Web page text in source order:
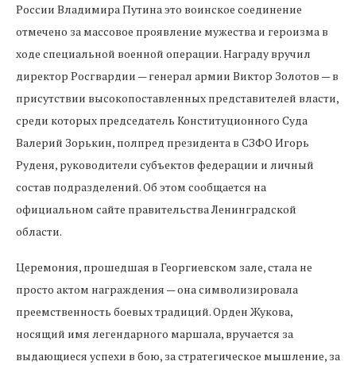
России Владимира Путина это воинское соединение
отмечено за массовое проявление мужества и героизма в
ходе специальной военной операции. Награду вручил
директор Росгвардии — генерал армии Виктор Золотов — в
присутствии высокопоставленных представителей власти,
среди которых председатель Конституционного Суда
Валерий Зорькин, полпред президента в СЗФО Игорь
Руденя, руководители субъектов федерации и личный
состав подразделений. Об этом сообщается на
официальном сайте правительства Ленинградской
области.
Церемония, прошедшая в Георгиевском зале, стала не
просто актом награждения — она символизировала
преемственность боевых традиций. Орден Жукова,
носящий имя легендарного маршала, вручается за
выдающиеся успехи в бою, за стратегическое мышление, за